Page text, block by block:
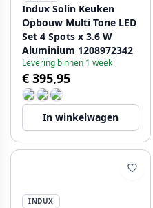
Indux Solin Keuken
Opbouw Multi Tone LED
Set 4 Spots x 3.6 W
Aluminium 1208972342
Levering binnen 1 week
€ 395,95
In winkelwagen
INDUX